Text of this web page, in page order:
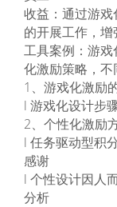
收益：通过游
的开展工作，
工具案例：游
化激励策略，
1、游戏化激励
l 游戏化设计步
2、个性化激励
l 任务驱动型积
感谢
l 个性设计因人
分析